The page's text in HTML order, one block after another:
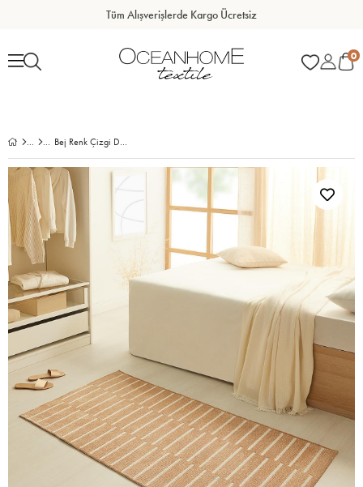
Tüm Alışverişlerde Kargo Ücretsiz
0
Bej Renk Çizgi Desenli Şönil Halı Kilim 80 x 150 cm